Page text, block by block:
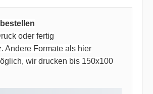
oder fertig
Andere Formate als hier
wir drucken bis 150x100